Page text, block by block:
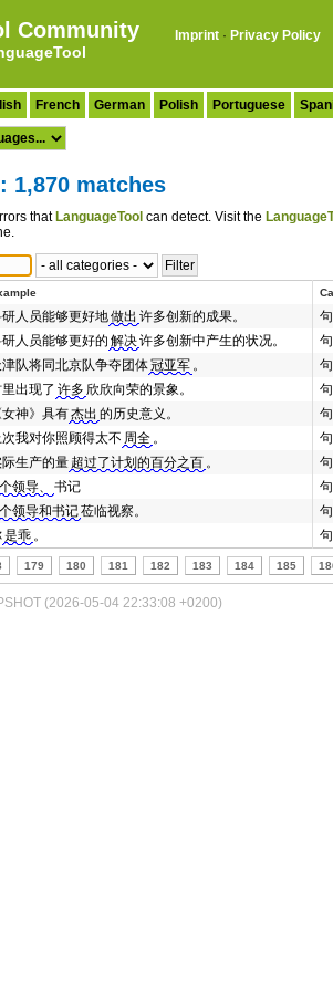
Community Imprint · Privacy Policy
French German Polish Portuguese
1,870 matches
that LanguageTool can detect. Visit the
人员能够更好地做出 许多创新的成果。
人员能够更好的 解决许多创新中产生的状况。
津队将同北京队争夺团体冠亚军 。
出现了 许多 欣欣向荣的景象。
女神》具有杰出 的历史意义。
我对你照顾得太不 周全 。
生产的量 超过了计划的百分之百 。
领导、 书记
领导和书记莅临视察。
是乖 。
179 180 181 182 183 184 185
(2026-05-04 22:33:08 +0200)